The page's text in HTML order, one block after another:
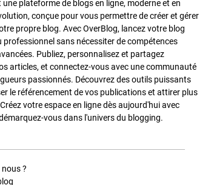
une plateforme de blogs en ligne, moderne et en
conçue pour vous permettre de créer et gérer
propre blog. Avec OverBlog, lancez votre blog
professionnel sans nécessiter de compétences
Publiez, personnalisez et partagez
articles, et connectez-vous avec une communauté
passionnés. Découvrez des outils puissants
le référencement de vos publications et attirer plus
votre espace en ligne dès aujourd'hui avec
vous dans l'univers du blogging.
?